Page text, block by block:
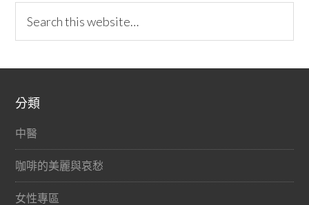
分類
中醫
咖啡的美麗與哀愁
女性專區